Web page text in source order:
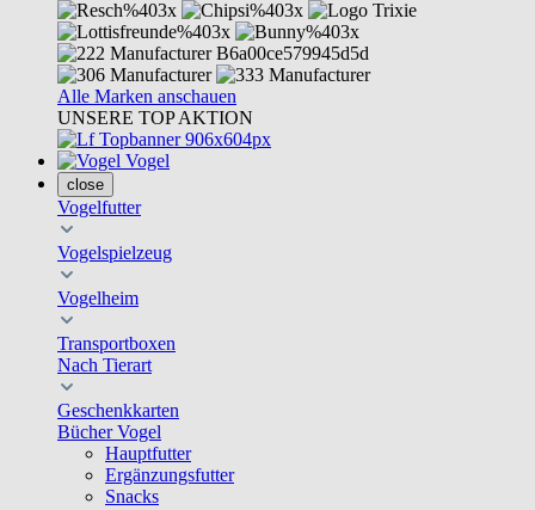
Alle Marken anschauen
UNSERE TOP AKTION
Vogel
close
Vogelfutter
Vogelspielzeug
Vogelheim
Transportboxen
Nach Tierart
Geschenkkarten
Bücher Vogel
Hauptfutter
Ergänzungsfutter
Snacks